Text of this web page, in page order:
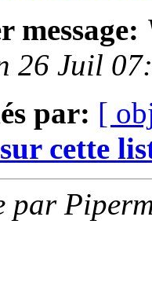
message:
26 Juil
par: [
cette
par